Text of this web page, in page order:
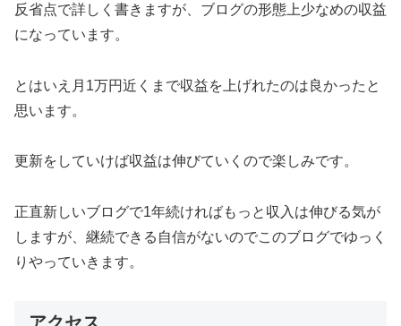
反省点で詳しく書きますが、ブログの形態上少なめの収益
になっています。
とはいえ月1万円近くまで収益を上げれたのは良かったと
思います。
更新をしていけば収益は伸びていくので楽しみです。
正直新しいブログで1年続ければもっと収入は伸びる気が
しますが、継続できる自信がないのでこのブログでゆっく
りやっていきます。